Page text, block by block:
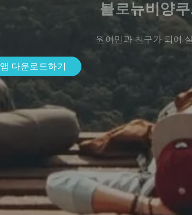
불로뉴비양
원어민과 친구가 되어
앱 다운로드하기